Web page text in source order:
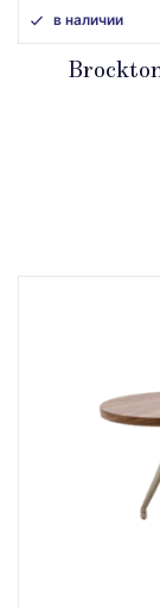
в наличии